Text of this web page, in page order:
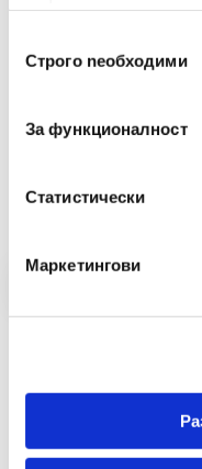
наСтрого nеобходими
За функционалност
Статистически
Маркетингови